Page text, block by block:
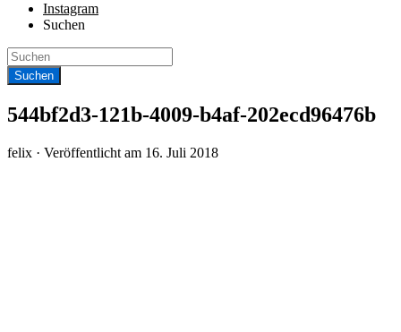
Instagram
Suchen
544bf2d3-121b-4009-b4af-202ecd96476b
felix · Veröffentlicht am 16. Juli 2018